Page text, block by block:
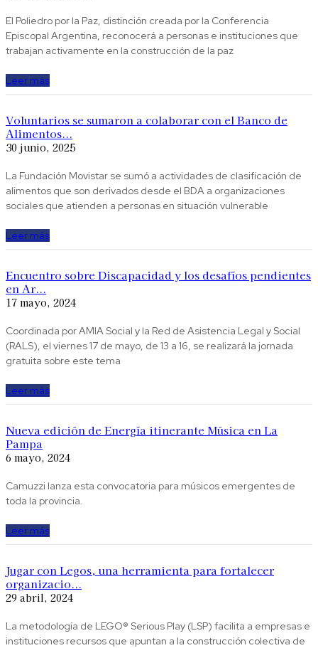
El Poliedro por la Paz, distinción creada por la Conferencia
Episcopal Argentina, reconocerá a personas e instituciones que
trabajan activamente en la construcción de la paz
Leer más
Voluntarios se sumaron a colaborar con el Banco de
Alimentos...
30 junio, 2025
La Fundación Movistar se sumó a actividades de clasificación de
alimentos que son derivados desde el BDA a organizaciones
sociales que atienden a personas en situación vulnerable
Leer más
Encuentro sobre Discapacidad y los desafíos pendientes
en Ar...
17 mayo, 2024
Coordinada por AMIA Social y la Red de Asistencia Legal y Social
(RALS), el viernes 17 de mayo, de 13 a 16, se realizará la jornada
gratuita sobre este tema
Leer más
Nueva edición de Energía itinerante Música en La
Pampa
6 mayo, 2024
Camuzzi lanza esta convocatoria para músicos emergentes de
toda la provincia.
Leer más
Jugar con Legos, una herramienta para fortalecer
organizacio...
29 abril, 2024
La metodología de LEGO® Serious Play (LSP) facilita a empresas e
instituciones recursos que apuntan a la construcción colectiva de